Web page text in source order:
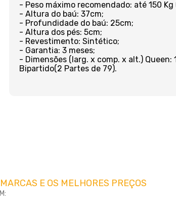
- Peso máximo recomendado: até 150 Kg
- Altura do baú: 37cm;
- Profundidade do baú: 25cm;
- Altura dos pés: 5cm;
- Revestimento: Sintético;
- Garantia: 3 meses;
- Dimensões (larg. x comp. x alt.) Queen:
Bipartido(2 Partes de 79).
E OS MELHORES PREÇOS